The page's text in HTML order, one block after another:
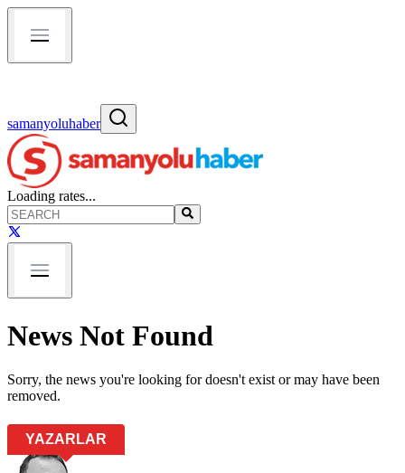
samanyoluhaber
Loading rates...
News Not Found
Sorry, the news you're looking for doesn't exist or may have been
removed.
YAZARLAR